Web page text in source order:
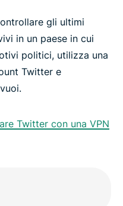
gli ultimi
in un paese in cui
politici, utilizza una
Twitter e
Twitter con una VPN